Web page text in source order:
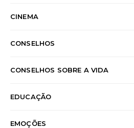
CINEMA
CONSELHOS
CONSELHOS SOBRE A VIDA
EDUCAÇÃO
EMOÇÕES